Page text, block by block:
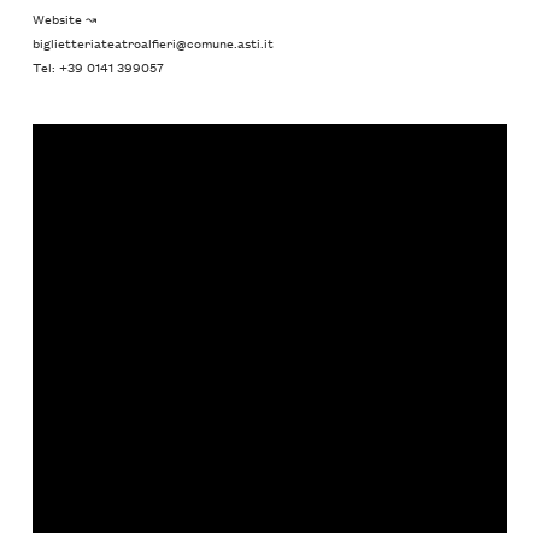
Website ↝
biglietteriateatroalfieri@comune.asti.it
Tel: +39 0141 399057